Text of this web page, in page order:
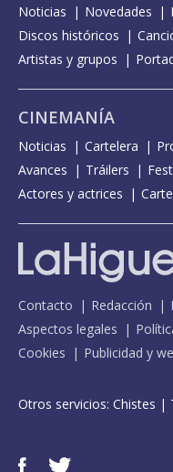
Noticias Novedades
Discos históricos
Artistas y grupos
CINEMANÍA
Noticias Cartelera
Avances
Tráilers
Actores y actrices
Contacto Redacción
Aspectos legales
Cookies
Publicidad y
Otros servicios: Chistes |